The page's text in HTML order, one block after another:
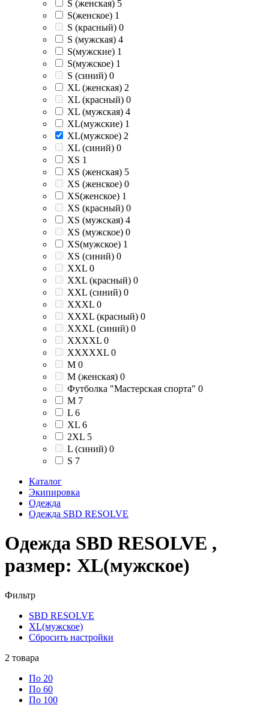
S (женская) 5
S(женское) 1
S (красный) 0
S (мужская) 4
S(мужские) 1
S(мужское) 1
S (синий) 0
XL (женская) 2
XL (красный) 0
XL (мужская) 4
XL(мужские) 1
XL(мужское) 2
XL (синий) 0
XS 1
XS (женская) 5
XS (женское) 0
XS(женское) 1
XS (красный) 0
XS (мужская) 4
XS (мужское) 0
XS(мужское) 1
XS (синий) 0
XXL 0
XXL (красный) 0
XXL (синий) 0
XXXL 0
XXXL (красный) 0
XXXL (синий) 0
XXXXL 0
XXXXXL 0
М 0
М (женская) 0
Футболка "Мастерская спорта" 0
M 7
L 6
XL 6
2XL 5
L (синий) 0
S 7
Каталог
Экипировка
Одежда
Одежда SBD RESOLVE
Одежда SBD RESOLVE ,
размер: XL(мужское)
Фильтр
SBD RESOLVE
XL(мужское)
Сбросить настройки
2 товара
По 20
По 60
По 100